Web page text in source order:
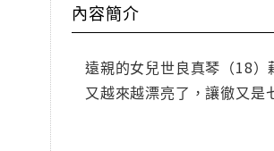
內容簡介
遠親的女兒世良真琴（18
又越來越漂亮了，讓徹又